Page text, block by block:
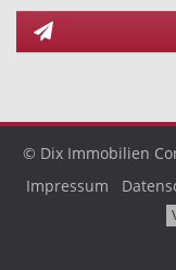
© Dix Immobilien
Impressum